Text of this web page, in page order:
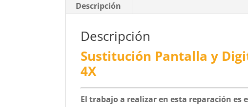
Descripción
Descripción
Sustitución Pantalla y
4X
El trabajo a realizar en esta reparación